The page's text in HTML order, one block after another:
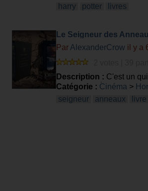
harry
potter livres
Le Seigneur des
Par AlexanderCrow il y a
Description : C'est un
elles sont tirées dans les
difficulté.
Catégorie : Cinéma >
seigneur
anneaux livre